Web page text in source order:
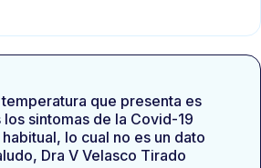
que presenta es
sintomas de la Covid-19
lo cual no es un dato
Dra V Velasco Tirado